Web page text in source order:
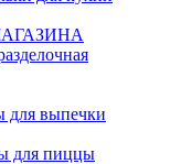
для выпечки
для пиццы